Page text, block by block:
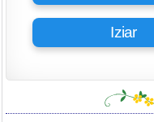
Iziar